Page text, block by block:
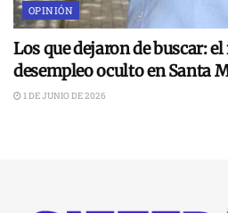
OPINIÓN
Los que dejaron de buscar:
desempleo oculto en Santa
1 DE JUNIO DE 2026